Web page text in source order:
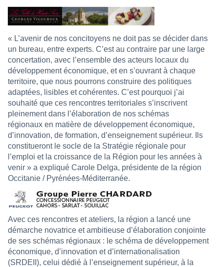
« L’avenir de nos concitoyens ne doit pas se décider dans
un bureau, entre experts. C’est au contraire par une large
concertation, avec l’ensemble des acteurs locaux du
développement économique, et en s’ouvrant à chaque
territoire, que nous pourrons construire des politiques
adaptées, lisibles et cohérentes. C’est pourquoi j’ai
souhaité que ces rencontres territoriales s’inscrivent
pleinement dans l’élaboration de nos schémas
régionaux en matière de développement économique,
d’innovation, de formation, d’enseignement supérieur. Ils
constitueront le socle de la Stratégie régionale pour
l’emploi et la croissance de la Région pour les années à
venir » a expliqué Carole Delga, présidente de la région
Occitanie / Pyrénées-Méditerranée.
Avec ces rencontres et ateliers, la région a lancé une
démarche novatrice et ambitieuse d’élaboration conjointe
de ses schémas régionaux : le schéma de développement
économique, d’innovation et d’internationalisation
(SRDEII), celui dédié à l’enseignement supérieur, à la